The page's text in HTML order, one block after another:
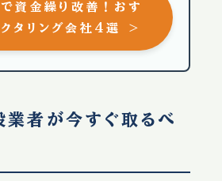
資金繰り改善！おす
タリング会社4選 ＞
者が今すぐ取るべ